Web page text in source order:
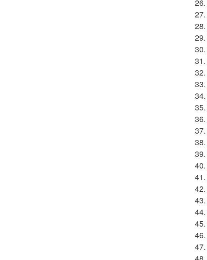
26.
27.
28.
29.
30.
31.
32.
33.
34.
35.
36.
37.
38.
39.
40.
41.
42.
43.
44.
45.
46.
47.